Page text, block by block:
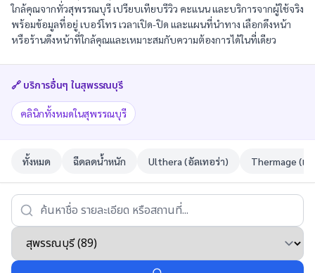
ใกล้คุณจากทั่วสุพรรณบุรี เปรียบเทียบรีวิว คะแนน และบริการจากผู้ใช้จริง
พร้อมข้อมูลที่อยู่ เบอร์โทร เวลาเปิด-ปิด และแผนที่นำทาง เลือกดึงหน้า
หรือร้านดึงหน้าที่ใกล้คุณและเหมาะสมกับความต้องการได้ในที่เดียว
🔗 บริการอื่นๆ ในสุพรรณบุรี
คลินิกทั้งหมดในสุพรรณบุรี
ทั้งหมด ฉีดลดน้ำหนัก Ulthera (อัลเทอร่า) Thermage (เท